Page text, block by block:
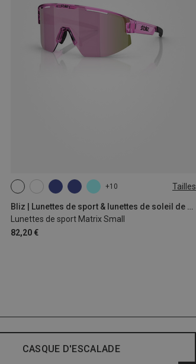
+10 Tailles
Bliz | Lunettes de sport & lunettes de soleil de sport
Lunettes de sport Matrix Small
82,20 €
ONE SIZE
CASQUE D'ESCALADE